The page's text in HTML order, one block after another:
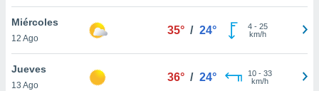
de
Miércoles
12 Ago
35° / 24° 4- 25
km/h
Jueves
13 Ago
36° / 24° 10- 33
km/h